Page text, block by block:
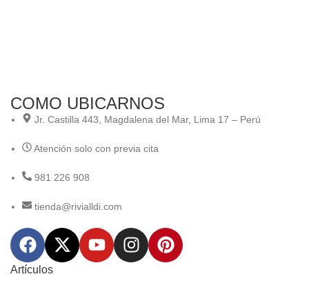
COMO UBICARNOS
Jr. Castilla 443, Magdalena del Mar, Lima 17 – Perú
Atención solo con previa cita
981 226 908
tienda@rivialldi.com
Artículos